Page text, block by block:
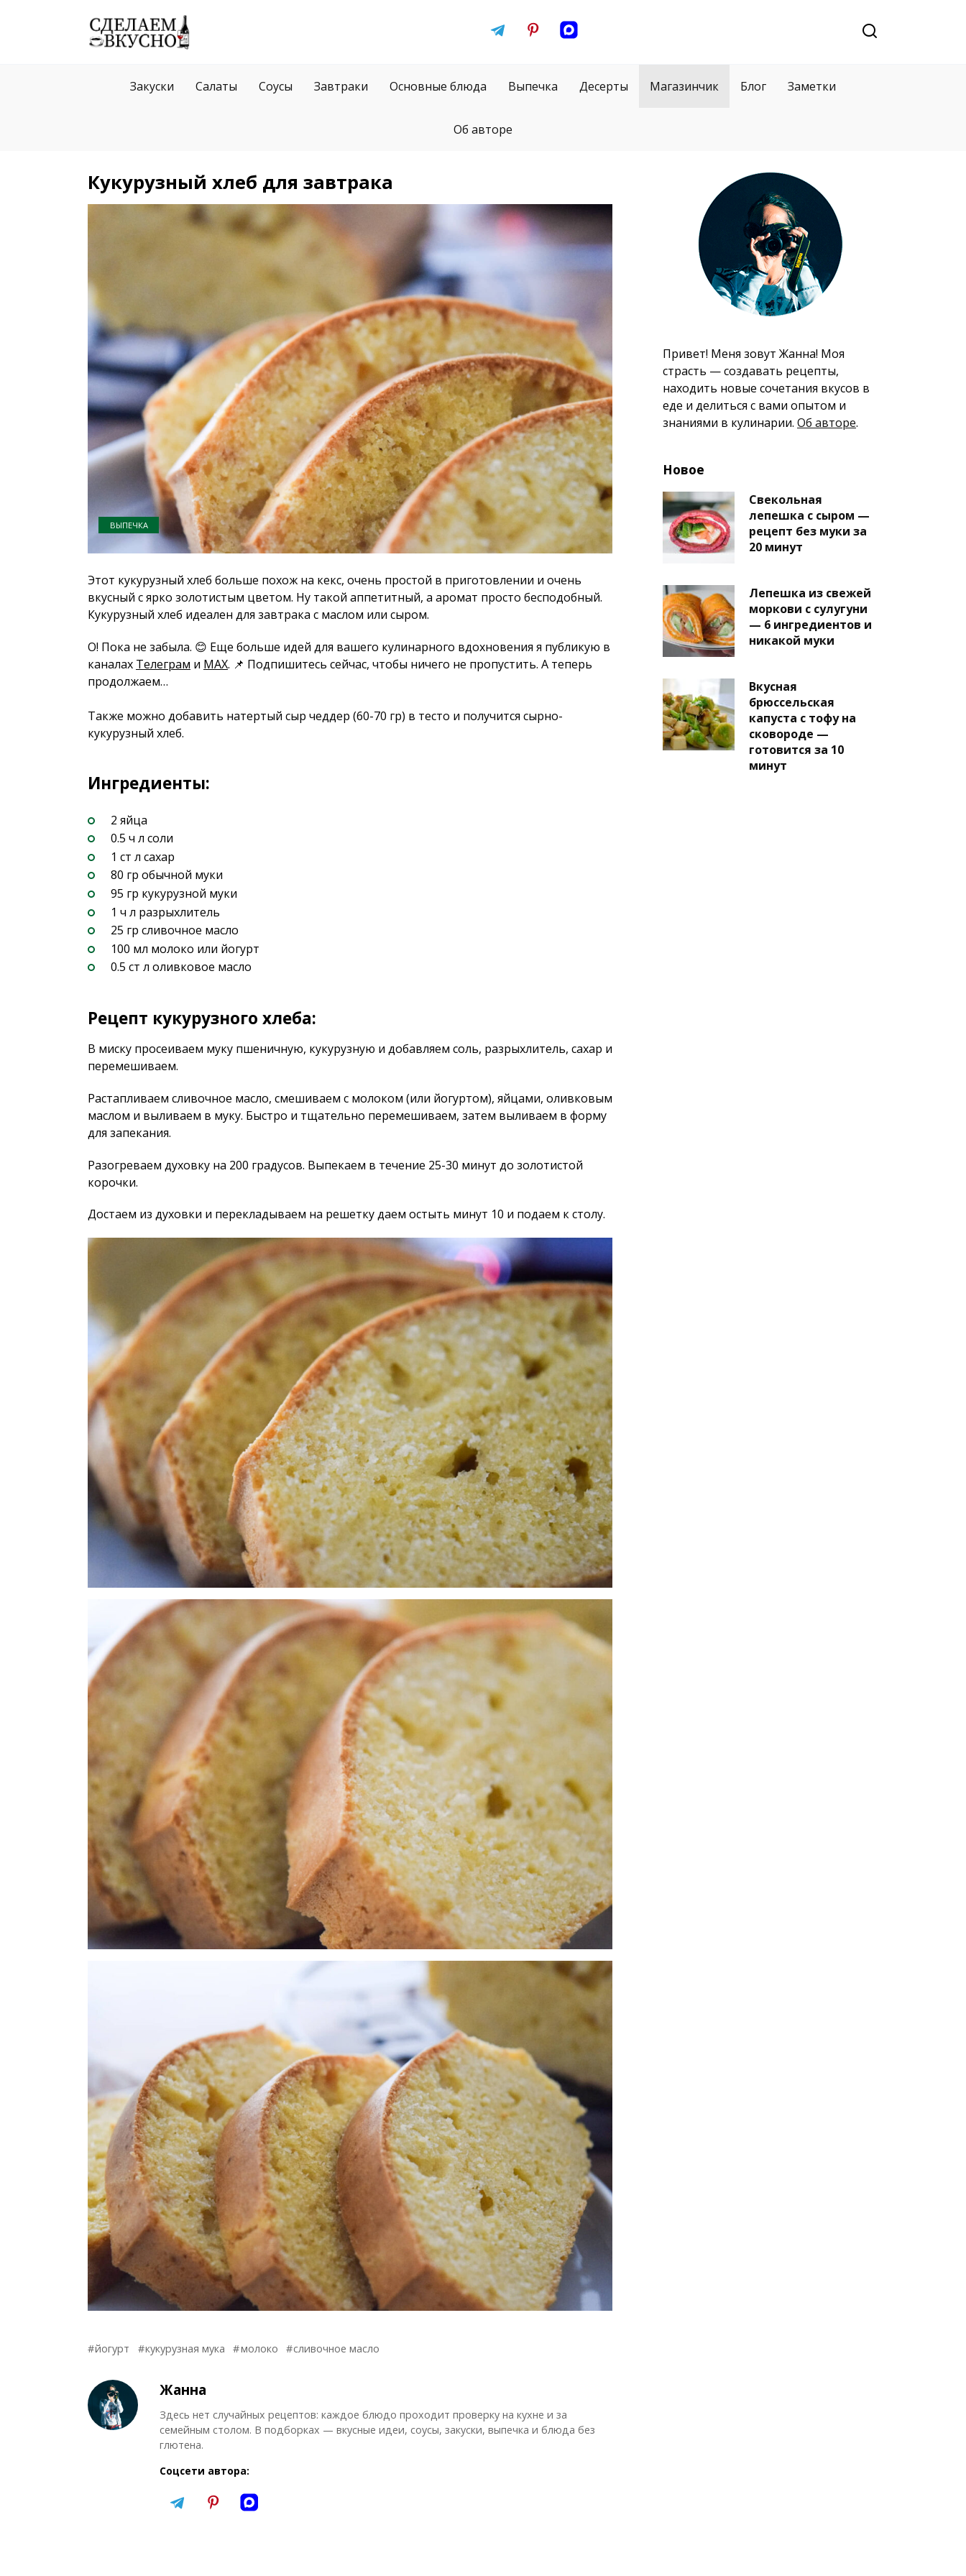
Закуски Салаты Соусы Завтраки Основные блюда Выпечка Десерты Магазинчик Блог Заметки
Об авторе
Кукурузный хлеб для завтрака
ВЫПЕЧКА
Этот кукурузный хлеб больше похож на кекс, очень простой в приготовлении и очень
вкусный с ярко золотистым цветом. Ну такой аппетитный, а аромат просто бесподобный.
Кукурузный хлеб идеален для завтрака с маслом или сыром.
О! Пока не забыла. 😊 Еще больше идей для вашего кулинарного вдохновения я публикую в
каналах Телеграм и MAX. 📌 Подпишитесь сейчас, чтобы ничего не пропустить. А теперь
продолжаем…
Также можно добавить натертый сыр чеддер (60-70 гр) в тесто и получится сырно-
кукурузный хлеб.
Ингредиенты:
2 яйца
0.5 ч л соли
1 ст л сахар
80 гр обычной муки
95 гр кукурузной муки
1 ч л разрыхлитель
25 гр сливочное масло
100 мл молоко или йогурт
0.5 ст л оливковое масло
Рецепт кукурузного хлеба:
В миску просеиваем муку пшеничную, кукурузную и добавляем соль, разрыхлитель, сахар и
перемешиваем.
Растапливаем сливочное масло, смешиваем с молоком (или йогуртом), яйцами, оливковым
маслом и выливаем в муку. Быстро и тщательно перемешиваем, затем выливаем в форму
для запекания.
Разогреваем духовку на 200 градусов. Выпекаем в течение 25-30 минут до золотистой
корочки.
Достаем из духовки и перекладываем на решетку даем остыть минут 10 и подаем к столу.
йогурт кукурузная мука молоко сливочное масло
Жанна
Здесь нет случайных рецептов: каждое блюдо проходит проверку на кухне и за
семейным столом. В подборках — вкусные идеи, соусы, закуски, выпечка и блюда без
глютена.
Соцсети автора:
Привет! Меня зовут Жанна! Моя
страсть — создавать рецепты,
находить новые сочетания вкусов в
еде и делиться с вами опытом и
знаниями в кулинарии. Об авторе.
Новое
Свекольная
лепешка с сыром —
рецепт без муки за
20 минут
Лепешка из свежей
моркови с сулугуни
— 6 ингредиентов и
никакой муки
Вкусная
брюссельская
капуста с тофу на
сковороде —
готовится за 10
минут